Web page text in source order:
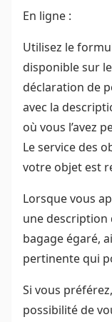
En ligne :
Utilisez le
disponible sur
déclaration de
avec la
où vous l’avez
Le service des
votre objet est
Lorsque vous
une description
bagage égaré,
pertinente qui
Si vous
possibilité de